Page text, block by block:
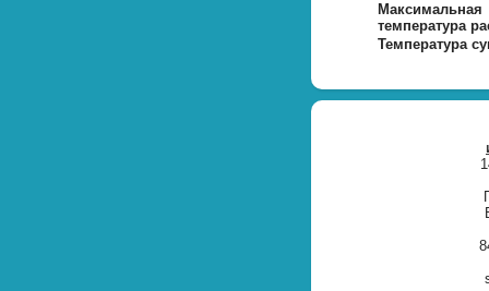
Максимальная
температура
Температура